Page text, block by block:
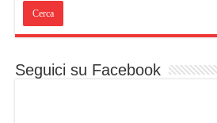
Seguici su Facebook